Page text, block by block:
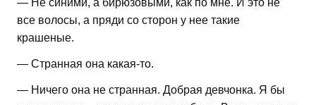
все волосы, а пряди со сторон у нее такие
крашеные.
— Странная она какая-то.
— Ничего она не странная. Добрая девчонка. Я бы